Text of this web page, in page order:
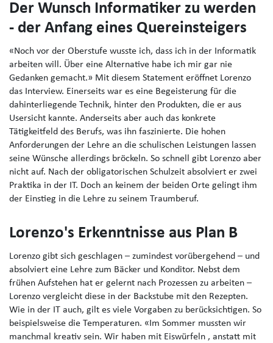
Der Wunsch Informatiker zu werden
- der Anfang eines Quereinsteigers
«Noch vor der Oberstufe wusste ich, dass ich in der Informatik
arbeiten will. Über eine Alternative habe ich mir gar nie
Gedanken gemacht.» Mit diesem Statement eröffnet Lorenzo
das Interview. Einerseits war es eine Begeisterung für die
dahinterliegende Technik, hinter den Produkten, die er aus
Usersicht kannte. Anderseits aber auch das konkrete
Tätigkeitfeld des Berufs, was ihn faszinierte. Die hohen
Anforderungen der Lehre an die schulischen Leistungen lassen
seine Wünsche allerdings bröckeln. So schnell gibt Lorenzo aber
nicht auf. Nach der obligatorischen Schulzeit absolviert er zwei
Praktika in der IT. Doch an keinem der beiden Orte gelingt ihm
der Einstieg in die Lehre zu seinem Traumberuf.
Lorenzo's Erkenntnisse aus Plan B
Lorenzo gibt sich geschlagen – zumindest vorübergehend – und
absolviert eine Lehre zum Bäcker und Konditor. Nebst dem
frühen Aufstehen hat er gelernt nach Prozessen zu arbeiten –
Lorenzo vergleicht diese in der Backstube mit den Rezepten.
Wie in der IT auch, gilt es viele Vorgaben zu berücksichtigen. So
beispielsweise die Temperaturen. «Im Sommer mussten wir
manchmal kreativ sein. Wir haben mit Eiswürfeln , anstatt mit